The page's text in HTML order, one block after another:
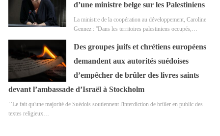
d’une ministre belge sur les Palestiniens
La ministre de la coopération au développement, Caroline
Gennez : ''Dans les territoires palestiniens occupés,…
Des groupes juifs et chrétiens européens
demandent aux autorités suédoises
d’empêcher de brûler des livres saints
devant l’ambassade d’Israël à Stockholm
‘’Le fait qu'une majorité de Suédois soutiennent l'interdiction de brûler en public des
textes religieux…